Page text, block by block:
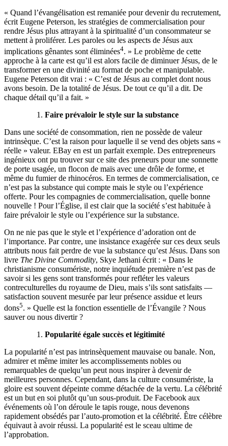
« Quand l’évangélisation est remaniée pour devenir du recrutement,
écrit Eugene Peterson, les stratégies de commercialisation pour
rendre Jésus plus attrayant à la spiritualité d’un consommateur se
mettent à proliférer. Les paroles ou les aspects de Jésus aux
implications gênantes sont éliminées4. » Le problème de cette
approche à la carte est qu’il est alors facile de diminuer Jésus, de le
transformer en une divinité au format de poche et manipulable.
Eugene Peterson dit vrai : « C’est de Jésus au complet dont nous
avons besoin. De la totalité de Jésus. De tout ce qu’il a dit. De
chaque détail qu’il a fait. »
Faire prévaloir le style sur la substance
Dans une société de consommation, rien ne possède de valeur
intrinsèque. C’est la raison pour laquelle il se vend des objets sans «
réelle » valeur. EBay en est un parfait exemple. Des entrepreneurs
ingénieux ont pu trouver sur ce site des preneurs pour une sonnette
de porte usagée, un flocon de maïs avec une drôle de forme, et
même du fumier de rhinocéros. En termes de commercialisation, ce
n’est pas la substance qui compte mais le style ou l’expérience
offerte. Pour les compagnies de commercialisation, quelle bonne
nouvelle ! Pour l’Église, il est clair que la société s’est habituée à
faire prévaloir le style ou l’expérience sur la substance.
On ne nie pas que le style et l’expérience d’adoration ont de
l’importance. Par contre, une insistance exagérée sur ces deux seuls
attributs nous fait perdre de vue la substance qu’est Jésus. Dans son
livre The Divine Commodity, Skye Jethani écrit : « Dans le
christianisme consumériste, notre inquiétude première n’est pas de
savoir si les gens sont transformés pour refléter les valeurs
contreculturelles du royaume de Dieu, mais s’ils sont satisfaits —
satisfaction souvent mesurée par leur présence assidue et leurs
dons5. » Quelle est la fonction essentielle de l’Évangile ? Nous
sauver ou nous divertir ?
Popularité égale succès et légitimité
La popularité n’est pas intrinsèquement mauvaise ou banale. Non,
admirer et même imiter les accomplissements nobles ou
remarquables de quelqu’un peut nous inspirer à devenir de
meilleures personnes. Cependant, dans la culture consumériste, la
gloire est souvent dépeinte comme détachée de la vertu. La célébrité
est un but en soi plutôt qu’un sous-produit. De Facebook aux
événements où l’on déroule le tapis rouge, nous devenons
rapidement obsédés par l’auto-promotion et la célébrité. Être célèbre
équivaut à avoir réussi. La popularité est le sceau ultime de
l’approbation.